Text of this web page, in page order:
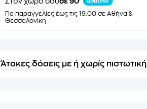
Για παραγγελίες έως τις 19:00 σε Αθήνα &
Θεσσαλονίκη
Άτοκες δόσεις με ή χωρίς πιστωτική